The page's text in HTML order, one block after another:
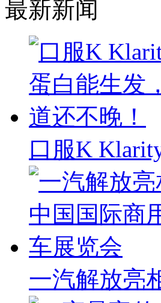
最新新闻
口服K
一汽解放亮